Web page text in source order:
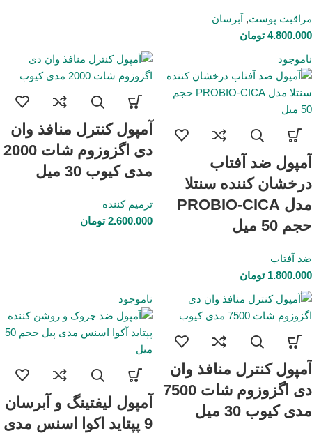
مراقبت پوست, آبرسان
4.800.000 تومان
ناموجود
آمپول ضد آفتاب
درخشان کننده سنتلا
مدل PROBIO-CICA
حجم 50 میل
ضد آفتاب
1.800.000 تومان
آمپول کنترل منافذ وان
دی اگزوزوم شات 2000
مدی کیوب 30 میل
ترمیم کننده
2.600.000 تومان
آمپول کنترل منافذ وان
دی اگزوزوم شات 7500
مدی کیوب 30 میل
ناموجود
آمپول لیفتینگ و آبرسان
9 پپتاید اکوا اسنس مدی